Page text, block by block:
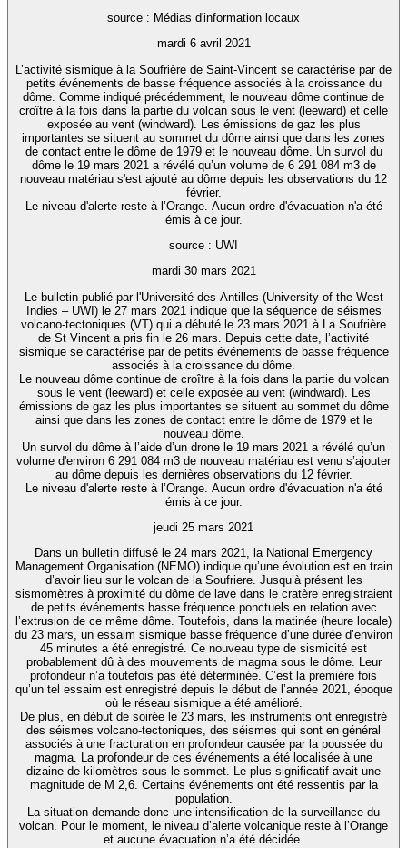
source : Médias d'information locaux
mardi 6 avril 2021
L’activité sismique à la Soufrière de Saint-Vincent se caractérise par de
petits événements de basse fréquence associés à la croissance du
dôme. Comme indiqué précédemment, le nouveau dôme continue de
croître à la fois dans la partie du volcan sous le vent (leeward) et celle
exposée au vent (windward). Les émissions de gaz les plus
importantes se situent au sommet du dôme ainsi que dans les zones
de contact entre le dôme de 1979 et le nouveau dôme. Un survol du
dôme le 19 mars 2021 a révélé qu’un volume de 6 291 084 m3 de
nouveau matériau s'est ajouté au dôme depuis les observations du 12
février.
Le niveau d'alerte reste à l’Orange. Aucun ordre d'évacuation n'a été
émis à ce jour.
source : UWI
mardi 30 mars 2021
Le bulletin publié par l'Université des Antilles (University of the West
Indies – UWI) le 27 mars 2021 indique que la séquence de séismes
volcano-tectoniques (VT) qui a débuté le 23 mars 2021 à La Soufrière
de St Vincent a pris fin le 26 mars. Depuis cette date, l’activité
sismique se caractérise par de petits événements de basse fréquence
associés à la croissance du dôme.
Le nouveau dôme continue de croître à la fois dans la partie du volcan
sous le vent (leeward) et celle exposée au vent (windward). Les
émissions de gaz les plus importantes se situent au sommet du dôme
ainsi que dans les zones de contact entre le dôme de 1979 et le
nouveau dôme.
Un survol du dôme à l’aide d’un drone le 19 mars 2021 a révélé qu’un
volume d'environ 6 291 084 m3 de nouveau matériau est venu s’ajouter
au dôme depuis les dernières observations du 12 février.
Le niveau d'alerte reste à l’Orange. Aucun ordre d'évacuation n'a été
émis à ce jour.
jeudi 25 mars 2021
Dans un bulletin diffusé le 24 mars 2021, la National Emergency
Management Organisation (NEMO) indique qu’une évolution est en train
d’avoir lieu sur le volcan de la Soufriere. Jusqu’à présent les
sismomètres à proximité du dôme de lave dans le cratère enregistraient
de petits événements basse fréquence ponctuels en relation avec
l’extrusion de ce même dôme. Toutefois, dans la matinée (heure locale)
du 23 mars, un essaim sismique basse fréquence d’une durée d’environ
45 minutes a été enregistré. Ce nouveau type de sismicité est
probablement dû à des mouvements de magma sous le dôme. Leur
profondeur n’a toutefois pas été déterminée. C’est la première fois
qu’un tel essaim est enregistré depuis le début de l’année 2021, époque
où le réseau sismique a été amélioré.
De plus, en début de soirée le 23 mars, les instruments ont enregistré
des séismes volcano-tectoniques, des séismes qui sont en général
associés à une fracturation en profondeur causée par la poussée du
magma. La profondeur de ces événements a été localisée à une
dizaine de kilomètres sous le sommet. Le plus significatif avait une
magnitude de M 2,6. Certains événements ont été ressentis par la
population.
La situation demande donc une intensification de la surveillance du
volcan. Pour le moment, le niveau d’alerte volcanique reste à l’Orange
et aucune évacuation n’a été décidée.